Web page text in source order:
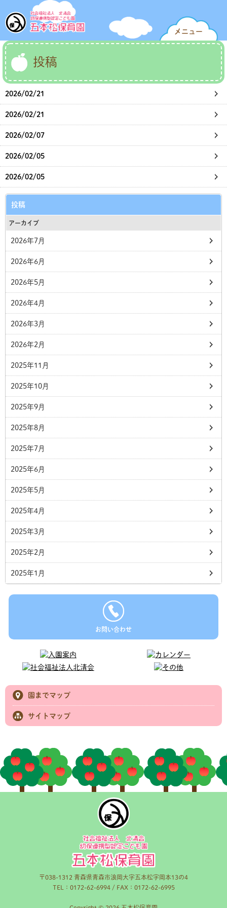
メニュー
投稿
2026/02/21
2026/02/21
2026/02/07
2026/02/05
2026/02/05
投稿
アーカイブ
2026年7月
2026年6月
2026年5月
2026年4月
2026年3月
2026年2月
2025年11月
2025年10月
2025年9月
2025年8月
2025年7月
2025年6月
2025年5月
2025年4月
2025年3月
2025年2月
2025年1月
お問い合わせ
園までマップ
サイトマップ
〒038-1312 青森県青森市浪岡大字五本松字岡本13の4
TEL：0172-62-6994 / FAX：0172-62-6995